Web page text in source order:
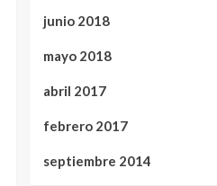
junio 2018
mayo 2018
abril 2017
febrero 2017
septiembre 2014